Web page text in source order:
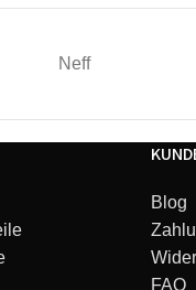
Neff
Blog
FAQ